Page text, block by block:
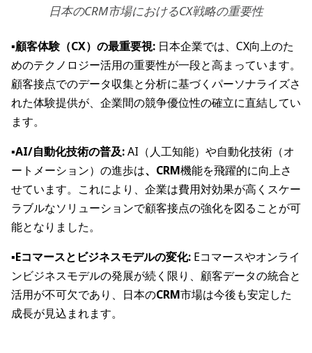
日本のCRM市場におけるCX戦略の重要性
▪️顧客体験（CX）の最重要視: 日本企業では、CX向上のた
めのテクノロジー活用の重要性が一段と高まっています。
顧客接点でのデータ収集と分析に基づくパーソナライズさ
れた体験提供が、企業間の競争優位性の確立に直結してい
ます。
▪️AI/自動化技術の普及:AI（人工知能）や自動化技術（オ
ートメーション）の進歩は、CRM機能を飛躍的に向上さ
せています。これにより、企業は費用対効果が高くスケー
ラブルなソリューションで顧客接点の強化を図ることが可
能となりました。
▪️Eコマースとビジネスモデルの変化: Eコマースやオンライ
ンビジネスモデルの発展が続く限り、顧客データの統合と
活用が不可欠であり、日本のCRM市場は今後も安定した
成長が見込まれます。